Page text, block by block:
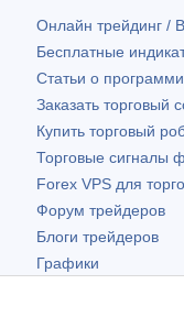
Онлайн трейдинг /
Бесплатные
Статьи о
Заказать торговый
Купить торговый
Торговые сигналы
Forex VPS для
Форум трейдеров
Блоги трейдеров
Графики